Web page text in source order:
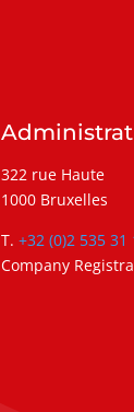
322 rue Haute
1000 Bruxelles
T. +32 (0)2 535 31
Company